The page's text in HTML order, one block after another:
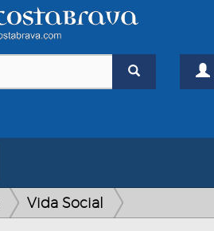
Vida Social